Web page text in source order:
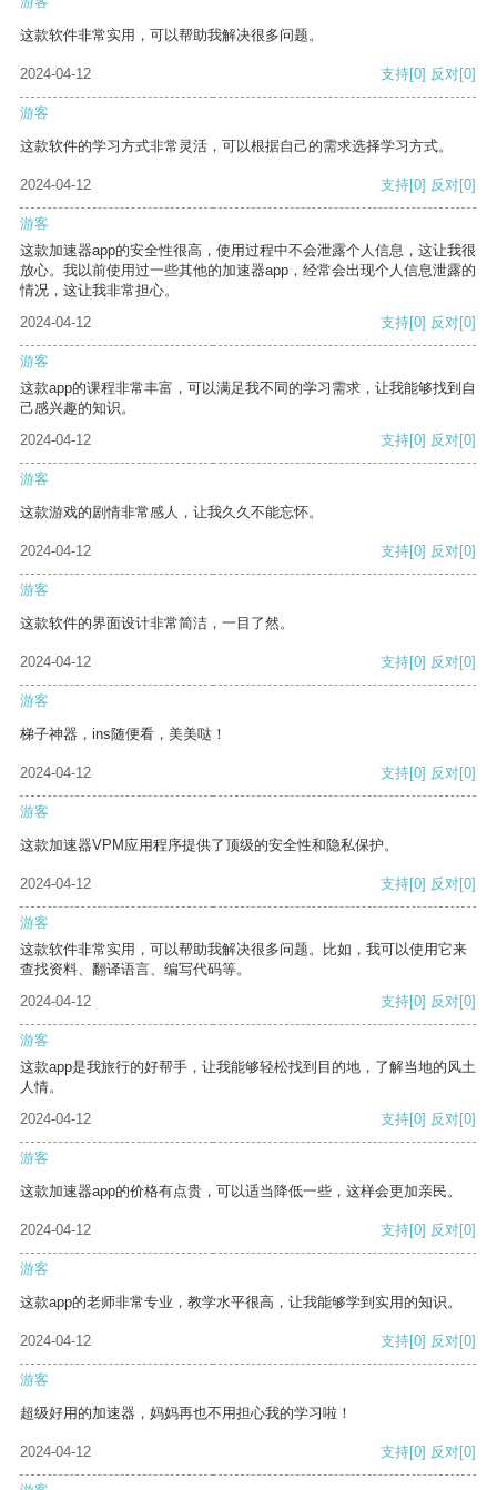
这款软件非常实用，可以帮助我解决很多问题。
2024-04-12 支持[0] 反对[0]
游客
这款软件的学习方式非常灵活，可以根据自己的需求选择学习方式。
2024-04-12 支持[0] 反对[0]
游客
这款加速器app的安全性很高，使用过程中不会泄露个人信息，这让我很
放心。我以前使用过一些其他的加速器app，经常会出现个人信息泄露的
情况，这让我非常担心。
2024-04-12
支持[0] 反对[0]
游客
这款app的课程非常丰富，可以满足我不同的学习需求，让我能够找到自
己感兴趣的知识。
2024-04-12
支持[0] 反对[0]
游客
这款游戏的剧情非常感人，让我久久不能忘怀。
2024-04-12 支持[0] 反对[0]
游客
这款软件的界面设计非常简洁，一目了然。
2024-04-12 支持[0] 反对[0]
游客
梯子神器，ins随便看，美美哒！
2024-04-12 支持[0] 反对[0]
游客
这款加速器VPM应用程序提供了顶级的安全性和隐私保护。
2024-04-12 支持[0] 反对[0]
游客
这款软件非常实用，可以帮助我解决很多问题。比如，我可以使用它来
查找资料、翻译语言、编写代码等。
2024-04-12
支持[0] 反对[0]
游客
这款app是我旅行的好帮手，让我能够轻松找到目的地，了解当地的风土
人情。
2024-04-12
支持[0] 反对[0]
游客
这款加速器app的价格有点贵，可以适当降低一些，这样会更加亲民。
2024-04-12 支持[0] 反对[0]
游客
这款app的老师非常专业，教学水平很高，让我能够学到实用的知识。
2024-04-12 支持[0] 反对[0]
游客
超级好用的加速器，妈妈再也不用担心我的学习啦！
2024-04-12 支持[0] 反对[0]